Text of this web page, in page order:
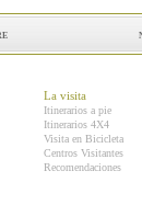
La visita
Itinerarios a pie
Itinerarios 4X4
Visita en Bicicleta
Centros Visitantes
Recomendaciones